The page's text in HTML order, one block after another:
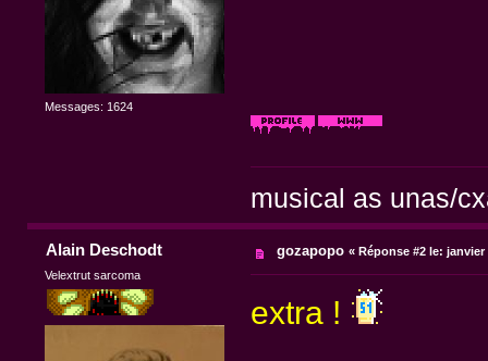
Messages: 1624
musical as unas/
Alain Deschodt
Velextrut sarcoma
gozapopo « Réponse #2 le: janvier
extra !